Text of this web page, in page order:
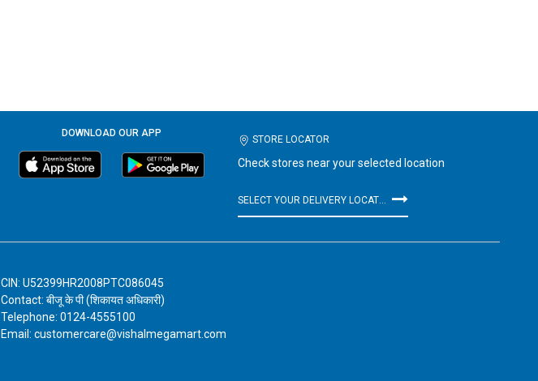
DOWNLOAD OUR APP
STORE LOCATOR
Check stores near your selected location
CIN: U52399HR2008PTC086045
Contact: बीजू के पी (शिकायत अधिकारी)
Telephone: 0124-4555100
Email: customercare@vishalmegamart.com